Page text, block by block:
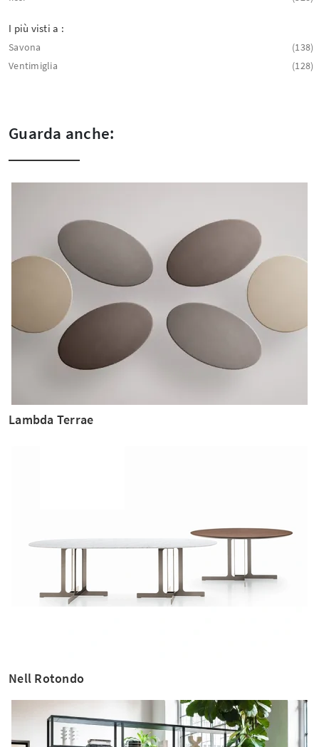
I più visti a :
Savona
138
Ventimiglia
128
Guarda anche:
Lambda Terrae
Nell Rotondo